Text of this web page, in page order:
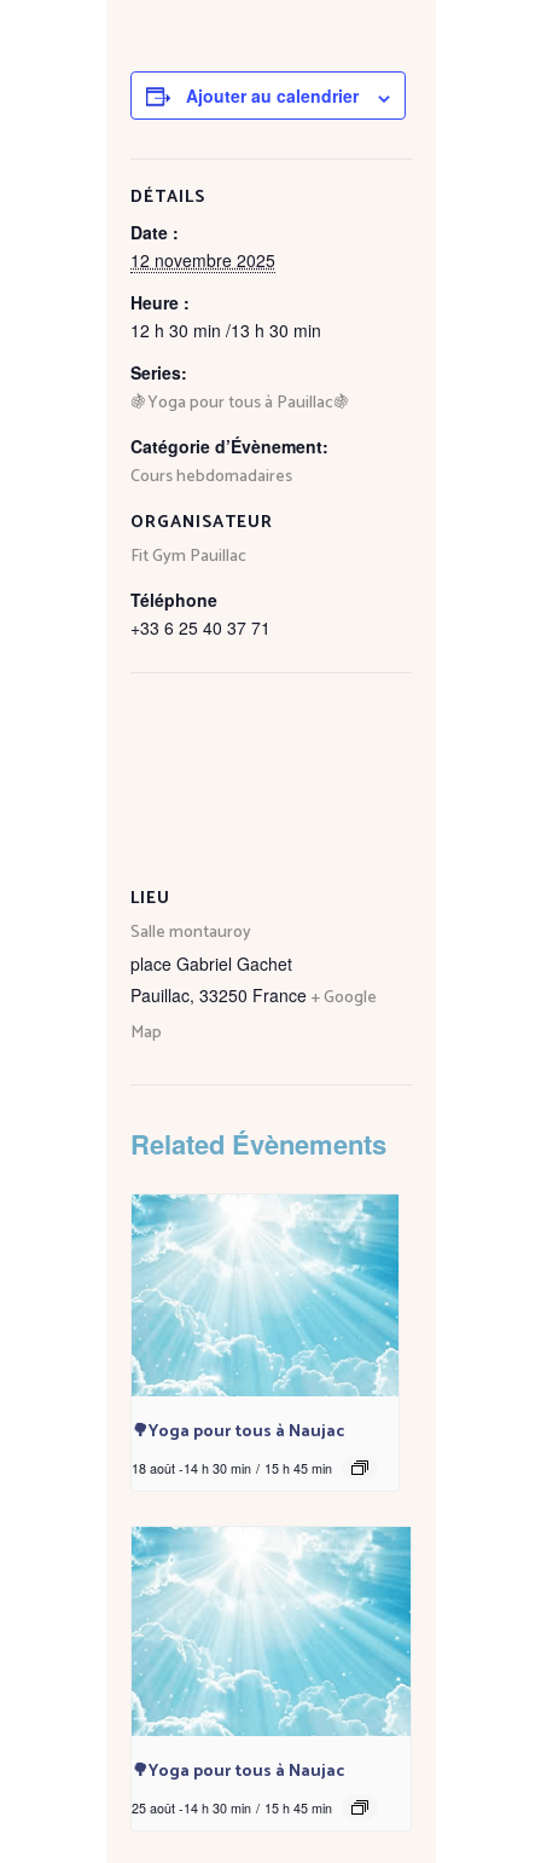
Ajouter au calendrier
DÉTAILS
Date :
12 novembre 2025
Heure :
12 h 30 min /13 h 30 min
Series:
🍇Yoga pour tous à Pauillac🍇
Catégorie d’Évènement:
Cours hebdomadaires
ORGANISATEUR
Fit Gym Pauillac
Téléphone
+33 6 25 40 37 71
LIEU
Salle montauroy
place Gabriel Gachet
Pauillac, 33250 France + Google
Map
Related Évènements
🌳Yoga pour tous à Naujac
18 août -14 h 30 min / 15 h 45 min
🌳Yoga pour tous à Naujac
25 août -14 h 30 min / 15 h 45 min